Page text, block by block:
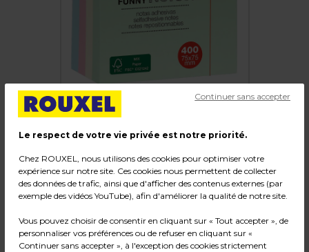
Bloc-notes adhésives repositionnables
"Funny"
Code :
Dimensions : 7,5 x 7,5 cm
Poids : 0,16 kg
Le respect de votre vie privée est notre priorité.
Chez ROUXEL, nous utilisons des cookies pour optimiser votre
expérience sur notre site. Ces cookies nous permettent de collecter
des données de trafic, ainsi que d'afficher des contenus externes (par
exemple des vidéos YouTube), afin d'améliorer la qualité de notre site.
Vous pouvez choisir de consentir en cliquant sur « Tout accepter », de
personnaliser vos préférences ou de refuser en cliquant sur «
Continuer sans accepter », à l'exception des cookies strictement
Continuer sans accepter